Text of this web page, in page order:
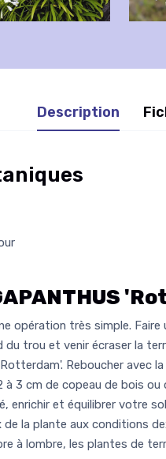
Description
opération très simple.
trou et venir écraser la
Reboucher avec
3 cm de copeau de bois ou
enrichir et équilibrer votre
la plante aux conditions
à lombre, les plantes de